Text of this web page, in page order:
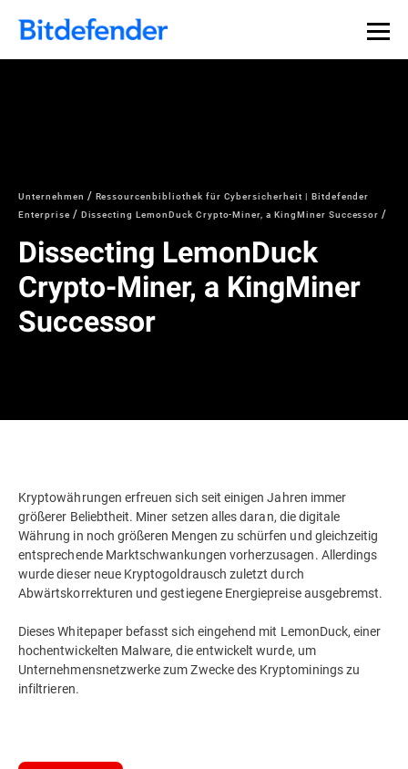
Unternehmen
Ressourcenbibliothek für Cybersicherheit | Bitdefender
Enterprise
Dissecting LemonDuck Crypto-Miner, a KingMiner Successor
Dissecting LemonDuck
Crypto-Miner, a KingMiner
Successor
Kryptowährungen erfreuen sich seit einigen Jahren immer
größerer Beliebtheit. Miner setzen alles daran, die digitale
Währung in noch größeren Mengen zu schürfen und gleichzeitig
entsprechende Marktschwankungen vorherzusagen. Allerdings
wurde dieser neue Kryptogoldrausch zuletzt durch
Abwärtskorrekturen und gestiegene Energiepreise ausgebremst.
Dieses Whitepaper befasst sich eingehend mit LemonDuck, einer
hochentwickelten Malware, die entwickelt wurde, um
Unternehmensnetzwerke zum Zwecke des Kryptominings zu
infiltrieren.